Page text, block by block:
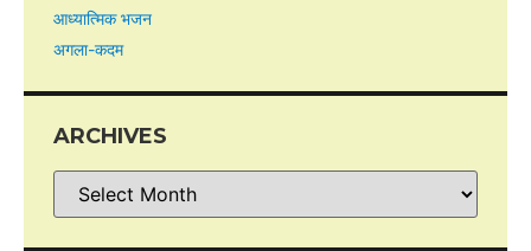
आध्यात्मिक भजन
अगला-कदम
ARCHIVES